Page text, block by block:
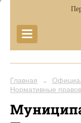
Главная →
Нормативные